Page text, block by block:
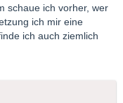
schaue ich vorher, wer
ich mir eine
ich auch ziemlich